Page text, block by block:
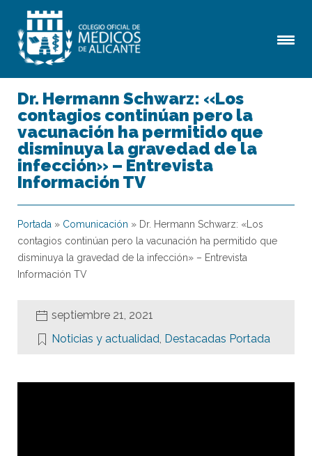
Dr. Hermann Schwarz: «Los
contagios continúan pero la
vacunación ha permitido que
disminuya la gravedad de la
infección» – Entrevista
Información TV
Portada » Comunicación » Dr. Hermann Schwarz: «Los
contagios continúan pero la vacunación ha permitido que
disminuya la gravedad de la infección» – Entrevista
Información TV
septiembre 21, 2021
Noticias y actualidad, Destacadas Portada